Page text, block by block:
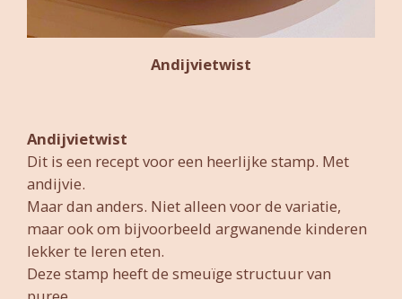
Andijvietwist
Andijvietwist
Dit is een recept voor een heerlijke stamp. Met
andijvie.
Maar dan anders. Niet alleen voor de variatie,
maar ook om bijvoorbeeld argwanende kinderen
lekker te leren eten.
Deze stamp heeft de smeuïge structuur van